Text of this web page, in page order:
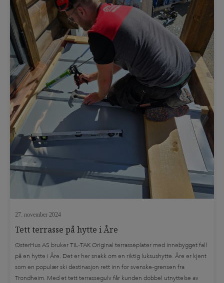
27. november 2024
Tett terrasse på hytte i Åre
ØsterHus AS bruker TIL-TAK Original terrasseplater med innebygget fall
på en hytte i Åre. Det er her snakk om en riktig luksushytte. Åre er kjent
som en populær ski destinasjon rett inn for svenske-grensen fra
Trondheim. Med et tett terrassegulv får kunden dobbel utnyttelse av